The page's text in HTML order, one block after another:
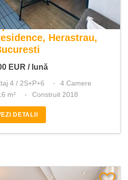
4 camere
Herastrau,
EUR / lună
4 / 2S+P+6
4 Camere
m² Construit 2018
DETALII